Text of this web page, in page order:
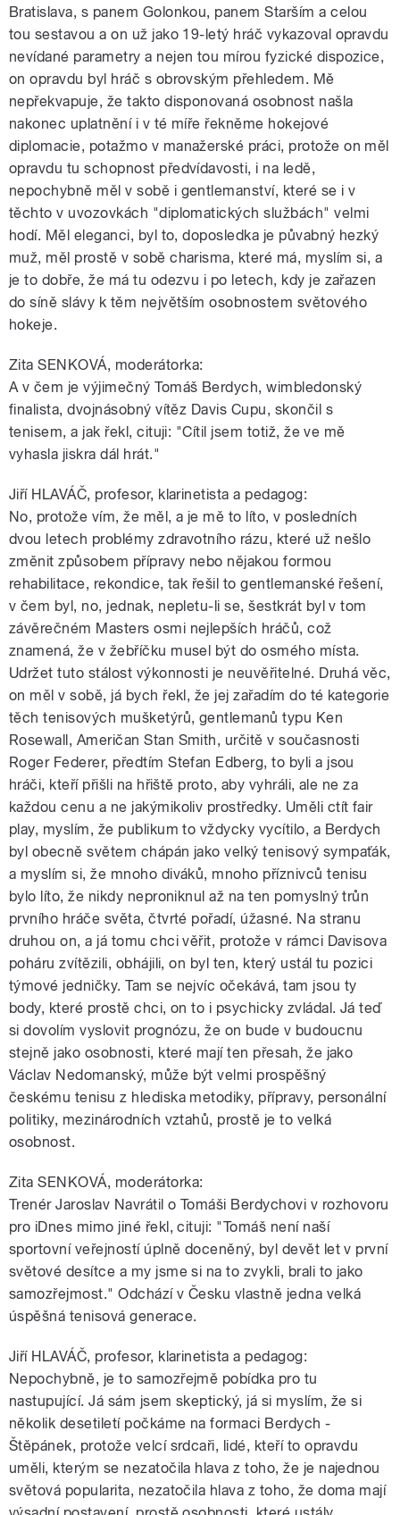
Bratislava, s panem Golonkou, panem Starším a celou
tou sestavou a on už jako 19-letý hráč vykazoval opravdu
nevídané parametry a nejen tou mírou fyzické dispozice,
on opravdu byl hráč s obrovským přehledem. Mě
nepřekvapuje, že takto disponovaná osobnost našla
nakonec uplatnění i v té míře řekněme hokejové
diplomacie, potažmo v manažerské práci, protože on měl
opravdu tu schopnost předvídavosti, i na ledě,
nepochybně měl v sobě i gentlemanství, které se i v
těchto v uvozovkách "diplomatických službách" velmi
hodí. Měl eleganci, byl to, doposledka je půvabný hezký
muž, měl prostě v sobě charisma, které má, myslím si, a
je to dobře, že má tu odezvu i po letech, kdy je zařazen
do síně slávy k těm největším osobnostem světového
hokeje.
Zita SENKOVÁ, moderátorka:
A v čem je výjimečný Tomáš Berdych, wimbledonský
finalista, dvojnásobný vítěz Davis Cupu, skončil s
tenisem, a jak řekl, cituji: "Cítil jsem totiž, že ve mě
vyhasla jiskra dál hrát."
Jiří HLAVÁČ, profesor, klarinetista a pedagog:
No, protože vím, že měl, a je mě to líto, v posledních
dvou letech problémy zdravotního rázu, které už nešlo
změnit způsobem přípravy nebo nějakou formou
rehabilitace, rekondice, tak řešil to gentlemanské řešení,
v čem byl, no, jednak, nepletu-li se, šestkrát byl v tom
závěrečném Masters osmi nejlepších hráčů, což
znamená, že v žebříčku musel být do osmého místa.
Udržet tuto stálost výkonnosti je neuvěřitelné. Druhá věc,
on měl v sobě, já bych řekl, že jej zařadím do té kategorie
těch tenisových mušketýrů, gentlemanů typu Ken
Rosewall, Američan Stan Smith, určitě v současnosti
Roger Federer, předtím Stefan Edberg, to byli a jsou
hráči, kteří přišli na hřiště proto, aby vyhráli, ale ne za
každou cenu a ne jakýmikoliv prostředky. Uměli ctít fair
play, myslím, že publikum to vždycky vycítilo, a Berdych
byl obecně světem chápán jako velký tenisový sympaťák,
a myslím si, že mnoho diváků, mnoho příznivců tenisu
bylo líto, že nikdy neproniknul až na ten pomyslný trůn
prvního hráče světa, čtvrté pořadí, úžasné. Na stranu
druhou on, a já tomu chci věřit, protože v rámci Davisova
poháru zvítězili, obhájili, on byl ten, který ustál tu pozici
týmové jedničky. Tam se nejvíc očekává, tam jsou ty
body, které prostě chci, on to i psychicky zvládal. Já teď
si dovolím vyslovit prognózu, že on bude v budoucnu
stejně jako osobnosti, které mají ten přesah, že jako
Václav Nedomanský, může být velmi prospěšný
českému tenisu z hlediska metodiky, přípravy, personální
politiky, mezinárodních vztahů, prostě je to velká
osobnost.
Zita SENKOVÁ, moderátorka:
Trenér Jaroslav Navrátil o Tomáši Berdychovi v rozhovoru
pro iDnes mimo jiné řekl, cituji: "Tomáš není naší
sportovní veřejností úplně doceněný, byl devět let v první
světové desítce a my jsme si na to zvykli, brali to jako
samozřejmost." Odchází v Česku vlastně jedna velká
úspěšná tenisová generace.
Jiří HLAVÁČ, profesor, klarinetista a pedagog:
Nepochybně, je to samozřejmě pobídka pro tu
nastupující. Já sám jsem skeptický, já si myslím, že si
několik desetiletí počkáme na formaci Berdych -
Štěpánek, protože velcí srdcaři, lidé, kteří to opravdu
uměli, kterým se nezatočila hlava z toho, že je najednou
světová popularita, nezatočila hlava z toho, že doma mají